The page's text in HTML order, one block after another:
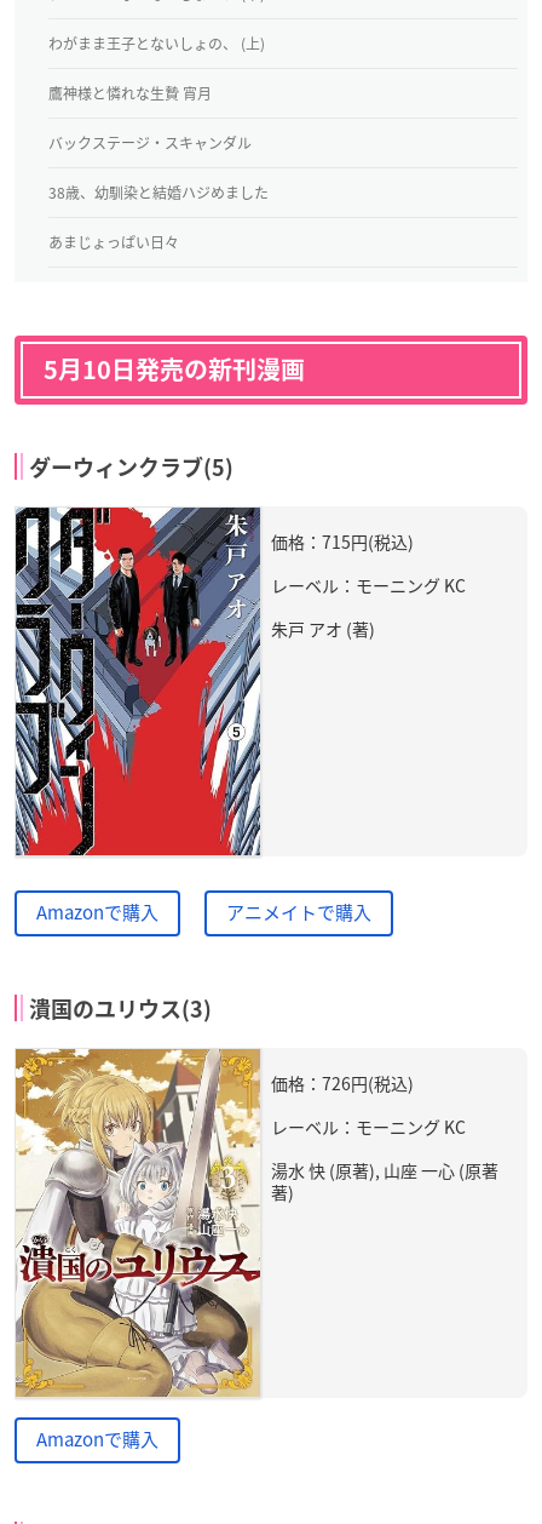
わがまま王子とないしょの、 (上)
鷹神様と憐れな生贄 宵月
バックステージ・スキャンダル
38歳、幼馴染と結婚ハジめました
あまじょっぱい日々
5月10日発売の新刊漫画
ダーウィンクラブ(5)
価格：715円(税込)
レーベル：モーニング KC
朱戸 アオ (著)
Amazonで購入 アニメイトで購入
潰国のユリウス(3)
価格：726円(税込)
レーベル：モーニング KC
湯水 快 (原著), 山座 一心 (原著
著)
Amazonで購入